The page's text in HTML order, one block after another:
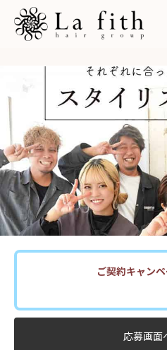
内
容
ス
キ
ッ
プ
ご契約キャン
応募画面